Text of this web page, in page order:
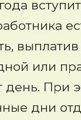
или
день. При
дни